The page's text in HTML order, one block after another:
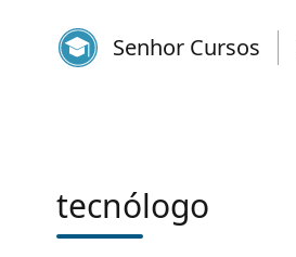
Senhor Cursos
tecnólogo